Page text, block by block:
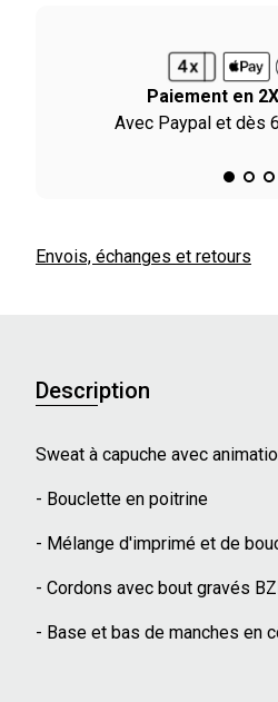
Paiement en
Avec Paypal et dès
Envois, échanges et retours
Description
Sweat à capuche avec
- Bouclette en poitrine
- Mélange d'imprimé et de
- Cordons avec bout gravés
- Base et bas de manches en